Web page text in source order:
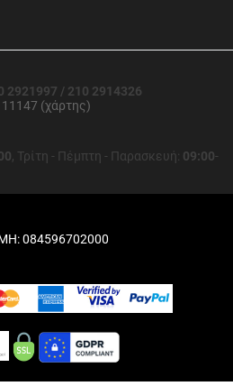
2921997 / 210 2914326
(χάρτης)
, Τρίτη - Πέμπτη - Παρασκευή: 09:00-
084596702000